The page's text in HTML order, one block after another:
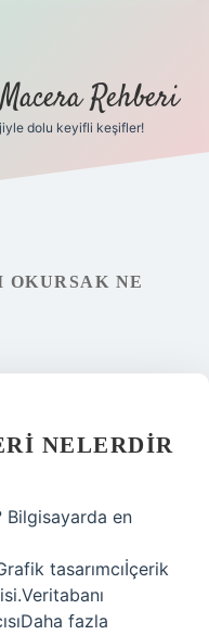
Rehberi
dolu keyifli keşifler!
NE
NELERDIR
Bilgisayarda en
tasarımcıİçerik
fazla